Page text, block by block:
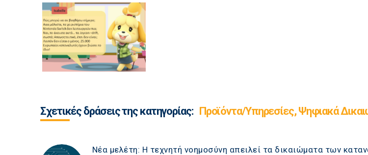
Σχετικές δράσεις της κατηγορίας: Προϊόντα/Υπηρεσίες, Ψηφιακά
Νέα μελέτη: Η τεχνητή νοημοσύνη απειλεί τα δικαιώματα των